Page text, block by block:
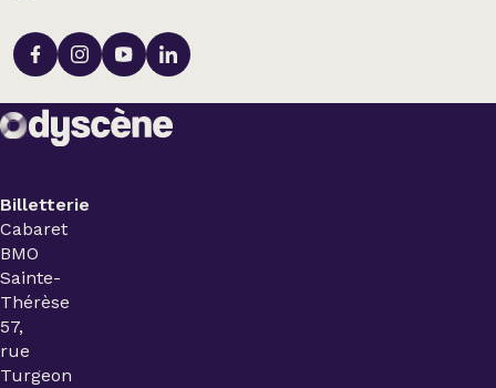
Billetterie
Cabaret
BMO
Sainte-
Thérèse
57,
rue
Turgeon